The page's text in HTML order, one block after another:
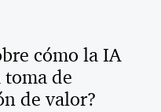
cómo la IA
de
de valor?